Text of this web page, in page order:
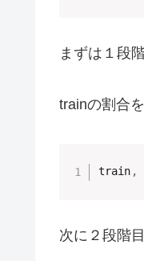
まずは１段
trainの割合
train ,
次に２段階